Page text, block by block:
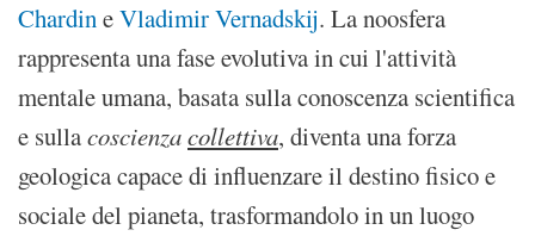
ChardineVladimir Vernadskij. La noosfera
rappresenta una fase evolutiva in cui l'attività
mentale umana, basata sulla conoscenza scientifica
e sullacoscienzacollettiva, diventa una forza
geologica capace di influenzare il destino fisico e
sociale del pianeta, trasformandolo in un luogo